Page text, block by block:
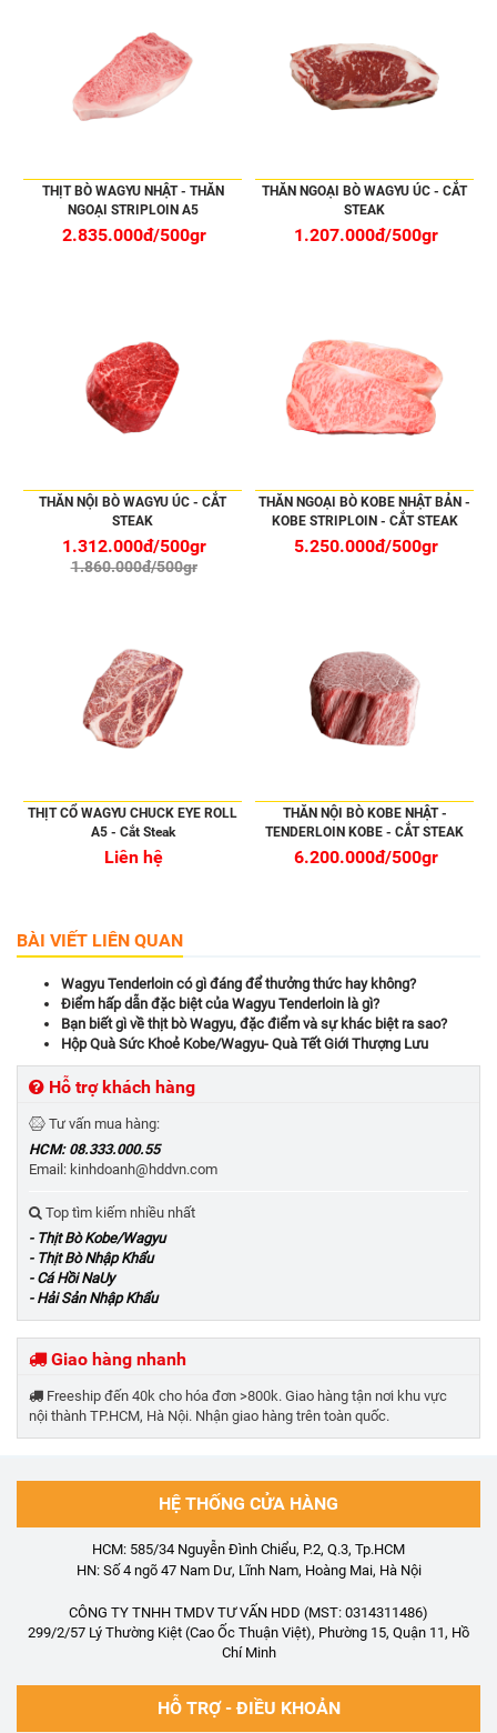
THỊT BÒ WAGYU NHẬT - THĂN
NGOẠI STRIPLOIN A5
2.835.000đ/500gr
THĂN NGOẠI BÒ WAGYU ÚC - CẮT
STEAK
1.207.000đ/500gr
THĂN NỘI BÒ WAGYU ÚC - CẮT
STEAK
1.312.000đ/500gr
1.860.000đ/500gr
THĂN NGOẠI BÒ KOBE NHẬT BẢN -
KOBE STRIPLOIN - CẮT STEAK
5.250.000đ/500gr
THỊT CỔ WAGYU CHUCK EYE ROLL
A5 - Cắt Steak
Liên hệ
THĂN NỘI BÒ KOBE NHẬT -
TENDERLOIN KOBE - CẮT STEAK
6.200.000đ/500gr
BÀI VIẾT LIÊN QUAN
Wagyu Tenderloin có gì đáng để thưởng thức hay không?
Điểm hấp dẫn đặc biệt của Wagyu Tenderloin là gì?
Bạn biết gì về thịt bò Wagyu, đặc điểm và sự khác biệt ra sao?
Hộp Quà Sức Khoẻ Kobe/Wagyu- Quà Tết Giới Thượng Lưu
Hỗ trợ khách hàng
Tư vấn mua hàng:
HCM: 08.333.000.55
Email: kinhdoanh@hddvn.com
Top tìm kiếm nhiều nhất
- Thịt Bò Kobe/Wagyu
- Thịt Bò Nhập Khẩu
- Cá Hồi NaUy
- Hải Sản Nhập Khẩu
Giao hàng nhanh
Freeship đến 40k cho hóa đơn >800k. Giao hàng tận nơi khu vực
nội thành TP.HCM, Hà Nội. Nhận giao hàng trên toàn quốc.
HỆ THỐNG CỬA HÀNG
HCM: 585/34 Nguyễn Đình Chiểu, P.2, Q.3, Tp.HCM
HN: Số 4 ngõ 47 Nam Dư, Lĩnh Nam, Hoàng Mai, Hà Nội
CÔNG TY TNHH TMDV TƯ VẤN HDD (MST: 0314311486)
299/2/57 Lý Thường Kiệt (Cao Ốc Thuận Việt), Phường 15, Quận 11, Hồ
Chí Minh
HỖ TRỢ - ĐIỀU KHOẢN